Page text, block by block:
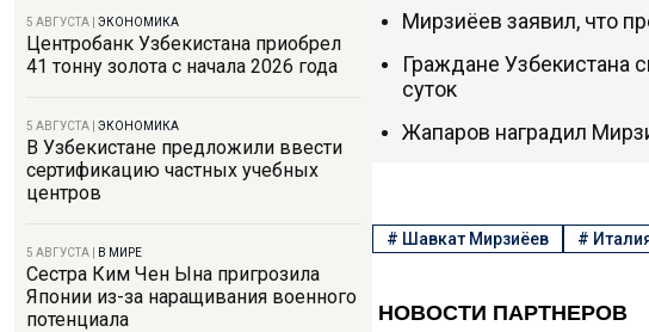
5 АВГУСТА ЭКОНОМИКА
Центробанк Узбекистана приобрел
41 тонну золота с начала 2026 года
5 АВГУСТА ЭКОНОМИКА
В Узбекистане предложили ввести
сертификацию частных учебных
центров
5 АВГУСТА В МИРЕ
Сестра Ким Чен Ына пригрозила
Японии из-за наращивания военного
потенциала
Мирзиёев заявил, что
Граждане Узбекистана
суток
Жапаров наградил
# Шавкат Мирзиёев #